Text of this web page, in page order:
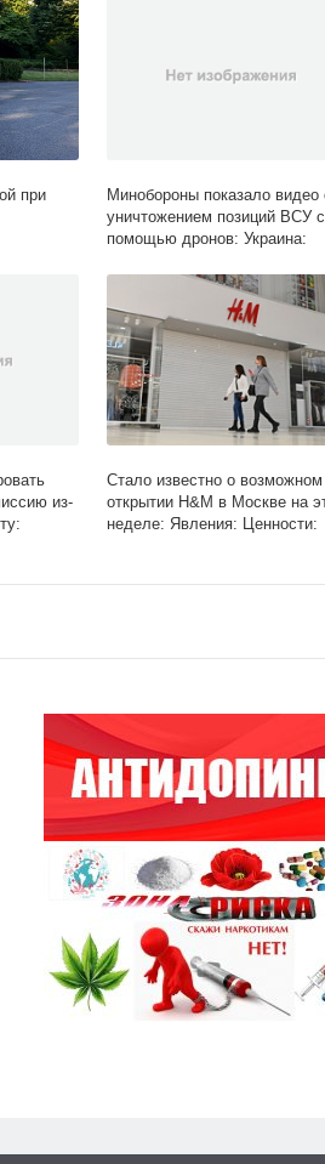
при
Минобороны показало видео
уничтожением позиций ВСУ с
помощью дронов: Украина:
из-
Стало известно о возможном
открытии H&M в Москве на
неделе: Явления: Ценности: